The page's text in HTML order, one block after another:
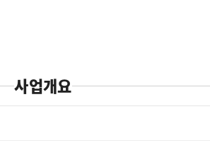
사업개요